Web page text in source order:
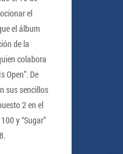
el
el álbum
de la
colabora
Open”. De
sus sencillos
2 en el
y “Sugar”